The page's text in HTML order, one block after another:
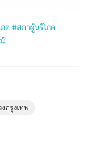
ค #สภาผู้บริโภค
งกรุงเทพ